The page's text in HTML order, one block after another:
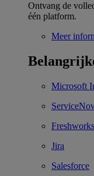
Ontvang de
één platform.
Meer
Microsoft
Freshworks
Jira
Salesforce